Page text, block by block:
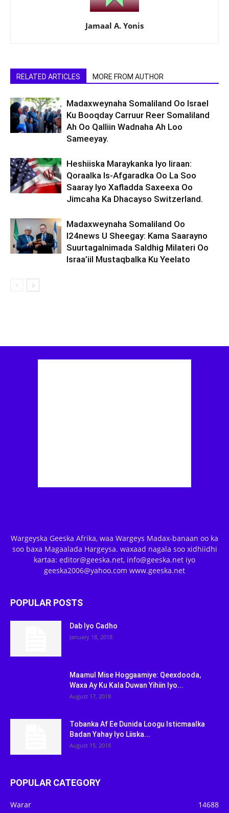
Jamaal A. Yonis
RELATED ARTICLES MORE FROM AUTHOR
Madaxweynaha Somaliland Oo Israel
Ku Booqday Carruur Reer Somaliland
Ah Oo Qalliin Wadnaha Ah Loo
Sameeyay.
Heshiiska Maraykanka Iyo Iiraan:
Qoraalka Is-Afgaradka Oo La Soo
Saaray Iyo Xafladda Saxeexa Oo
Jimcaha Ka Dhacayso Switzerland.
Madaxweynaha Somaliland Oo
I24news U Sheegay: Kama Saarayno
Suurtagalnimada Saldhig Milateri Oo
Israa’iil Mustaqbalka Ku Yeelato
Wargeyska Geeska Afrika, waa Wargeys Madax-banaan oo ka
soo baxa Magaalada Hargeysa. waxaad nagala soo xidhiidhi
kartaa: editor@geeska.net, info@geeska.net iyo
geeska2006@yahoo.com www.geeska.net
POPULAR POSTS
Dab Iyo Cadho
January 18, 2018
Maamul Mise Hoggaamiye: Qeexdooda,
Waxa Ay Ku Kala Duwan Yihiin Iyo...
August 17, 2018
Tobanka Af Ee Dunida Loogu Isticmaalka
Badan Yahay Iyo Liiska...
August 15, 2018
POPULAR CATEGORY
Warar 14688